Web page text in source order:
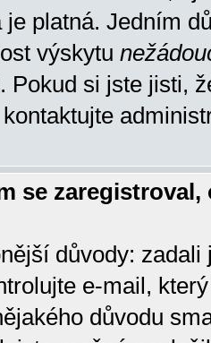
je platná. Jedním
výskytu
Pokud si jste jisti,
se
důvody:
e-mail,
důvodu